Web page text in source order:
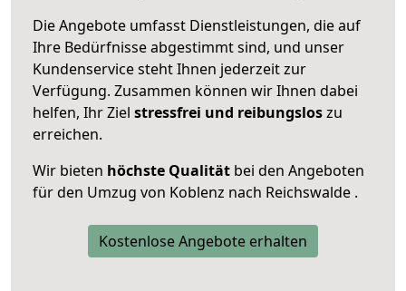
Die Angebote umfasst Dienstleistungen, die auf
Ihre Bedürfnisse abgestimmt sind, und unser
Kundenservice steht Ihnen jederzeit zur
Verfügung. Zusammen können wir Ihnen dabei
helfen, Ihr Ziel stressfrei und reibungsloszu
erreichen.
Wir bieten höchste Qualität bei den Angeboten
für den Umzug von Koblenz nach Reichswalde .
Kostenlose Angebote erhalten